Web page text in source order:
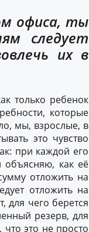
офиса, ты
следует
их в
только ребенок
которые
мы, взрослые, в
это чувство
при каждой его
объясняю, как её
отложить на
отложить на
для чего берется
резерв, для
это не просто